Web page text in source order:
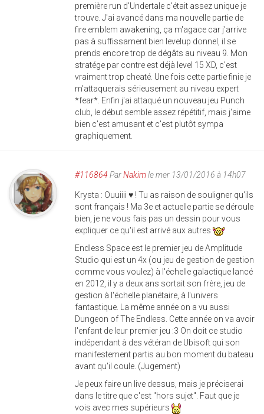
première run d'Undertale c'était assez unique je
trouve. J'ai avancé dans ma nouvelle partie de
fire emblem awakening, ça m'agace car j'arrive
pas à suffissament bien levelup donnel, il se
prends encore trop de dégâts au niveau 9. Mon
stratége par contre est déjà level 15 XD, c'est
vraiment trop cheaté. Une fois cette partie finie je
m'attaquerais sérieusement au niveau expert
*fear*. Enfin j'ai attaqué un nouveau jeu Punch
club, le début semble assez répétitif, mais j'aime
bien c'est amusant et c'est plutôt sympa
graphiquement.
#116864 ParNakimle mer 13/01/2016 à 14h07
Krysta : Ouuiiii ♥ ! Tu as raison de souligner qu'ils
sont français ! Ma 3e et actuelle partie se déroule
bien, je ne vous fais pas un dessin pour vous
expliquer ce qu'il est arrivé aux autres
Endless Space est le premier jeu de Amplitude
Studio qui est un 4x (ou jeu de gestion de gestion
comme vous voulez) à l'échelle galactique lancé
en 2012, il y a deux ans sortait son frère, jeu de
gestion à l'échelle planétaire, à l'univers
fantastique. La même année on a vu aussi
Dungeon of The Endless. Cette année on va avoir
l'enfant de leur premier jeu :3 On doit ce studio
indépendant à des vétéran de Ubisoft qui son
manifestement partis au bon moment du bateau
avant qu'il coule. (Jugement)
Je peux faire un live dessus, mais je préciserai
dans le titre que c'est "hors sujet". Faut que je
vois avec mes supérieurs